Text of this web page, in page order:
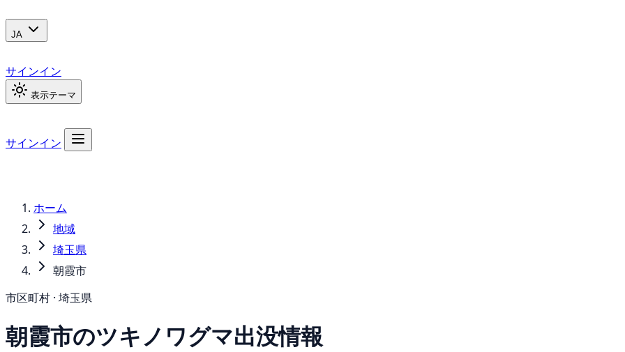
JA
サインイン
表示テーマ
サインイン
ホーム
地域
埼玉県
朝霞市
市区町村 · 埼玉県
朝霞市のツキノワグマ出没情報